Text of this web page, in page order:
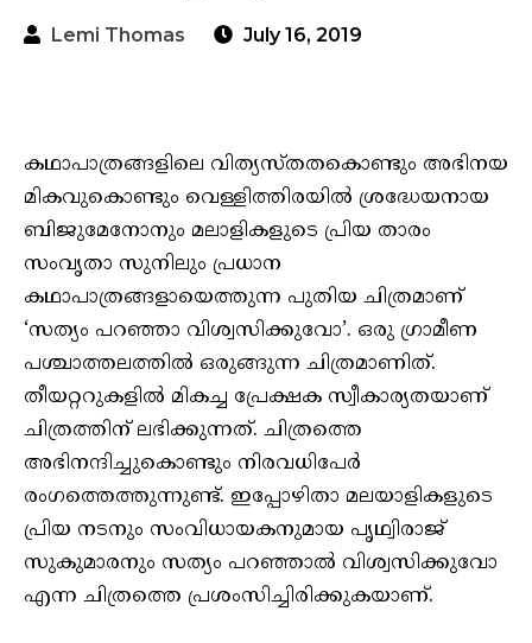
Lemi Thomas July 16, 2019
കഥാപാത്രങ്ങളിലെ വിത്യസ്തതകൊണ്ടും അഭിനയ
മികവുകൊണ്ടും വെള്ളിത്തിരയില്‍ ശ്രദ്ധേയനായ
ബിജുമേനോനും മലാളികളുടെ പ്രിയ താരം
സംവൃതാ സുനിലും പ്രധാന
കഥാപാത്രങ്ങളായെത്തുന്ന പുതിയ ചിത്രമാണ്
‘സത്യം പറഞ്ഞാ വിശ്വസിക്കുവോ’. ഒരു ഗ്രാമീണ
പശ്ചാത്തലത്തില്‍ ഒരുങ്ങുന്ന ചിത്രമാണിത്.
തീയറ്ററുകളില്‍ മികച്ച പ്രേക്ഷക സ്വീകാര്യതയാണ്
ചിത്രത്തിന് ലഭിക്കുന്നത്. ചിത്രത്തെ
അഭിനന്ദിച്ചുകൊണ്ടും നിരവധിപേര്‍
രംഗത്തെത്തുന്നുണ്ട്. ഇപ്പോഴിതാ മലയാളികളുടെ
പ്രിയ നടനും സംവിധായകനുമായ പൃഥ്വിരാജ്
സുകുമാരനും സത്യം പറഞ്ഞാല്‍ വിശ്വസിക്കുവോ
എന്ന ചിത്രത്തെ പ്രശംസിച്ചിരിക്കുകയാണ്.